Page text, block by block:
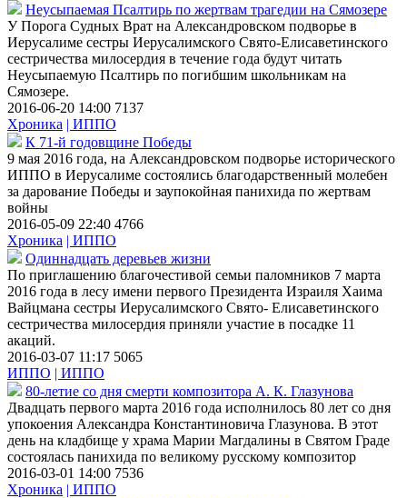
Неусыпаемая Псалтирь по жертвам трагедии на Сямозере
У Порога Судных Врат на Александровском подворье в
Иерусалиме сестры Иерусалимского Свято-Елисаветинского
сестричества милосердия в течение года будут читать
Неусыпаемую Псалтирь по погибшим школьникам на
Сямозере.
2016-06-20 14:00 7137
Хроника | ИППО
К 71-й годовщине Победы
9 мая 2016 года, на Александровском подворье исторического
ИППО в Иерусалиме состоялись благодарственный молебен
за дарование Победы и заупокойная панихида по жертвам
войны
2016-05-09 22:40 4766
Хроника | ИППО
Одиннадцать деревьев жизни
По приглашению благочестивой семьи паломников 7 марта
2016 года в лесу имени первого Президента Израиля Хаима
Вайцмана сестры Иерусалимского Свято- Елисаветинского
сестричества милосердия приняли участие в посадке 11
акаций.
2016-03-07 11:17 5065
ИППО | ИППО
80-летие со дня смерти композитора А. К. Глазунова
Двадцать первого марта 2016 года исполнилось 80 лет со дня
упокоения Александра Константиновича Глазунова. В этот
день на кладбище у храма Марии Магдалины в Святом Граде
состоялась панихида по великому русскому композитор
2016-03-01 14:00 7536
Хроника | ИППО